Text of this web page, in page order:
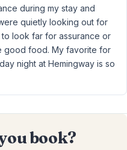
during my stay and
quietly looking out for
to look far for assurance or
good food. My favorite for
night at Hemingway is so
book?